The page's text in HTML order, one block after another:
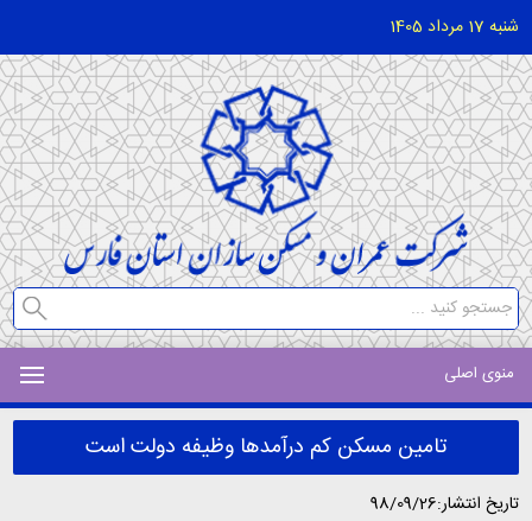
شنبه 17 مرداد 1405
منوی اصلی
تامین مسکن کم درآمدها وظیفه دولت است
تاریخ انتشار:98/09/26